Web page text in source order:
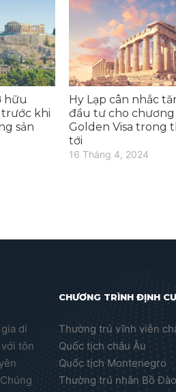
hữu
trước khi
sản
Hy Lạp cân nhắc
đầu tư cho
Golden Visa trong
tới
16 Tháng 4, 2024
di
tôn
CHƯƠNG TRÌNH ĐỊNH
Thường trú vĩnh viễn
Quốc tịch châu Âu
Quốc tịch Montenegro
Thường trú nhân Bồ